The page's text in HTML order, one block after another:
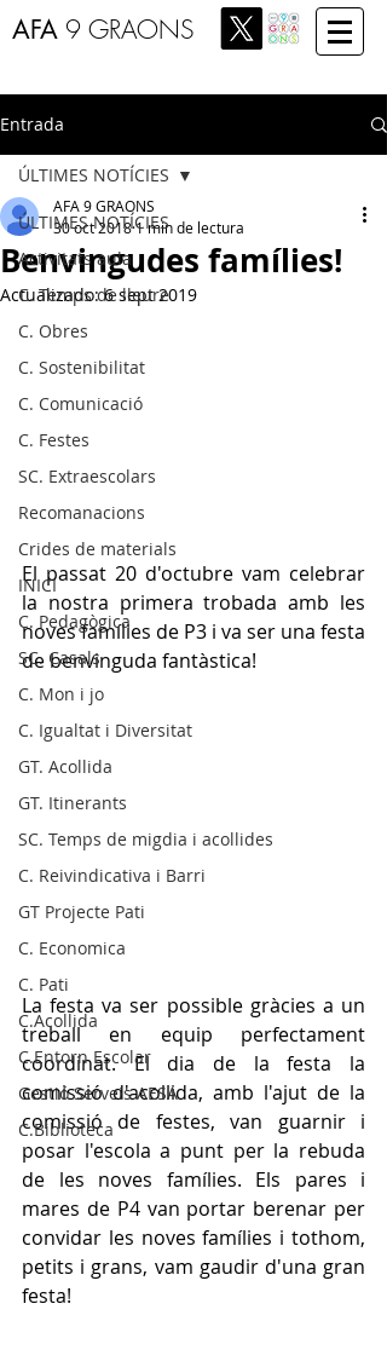
AFA 9 GRAONS
Entrada
ÚLTIMES NOTÍCIES
Activitats aula
C. Temps de lleure
C. Obres
C. Sostenibilitat
C. Comunicació
C. Festes
SC. Extraescolars
Recomanacions
Crides de materials
INICI
C. Pedagògica
SC. Casals
C. Mon i jo
C. Igualtat i Diversitat
GT. Acollida
GT. Itinerants
SC. Temps de migdia i acollides
C. Reivindicativa i Barri
GT Projecte Pati
C. Economica
C. Pati
C.Acollida
C.Entorn Escolar
Gestió Serveis AESA
C.Biblioteca
ÚLTIMES NOTÍCIES
Benvingudes famílies!
AFA 9 GRAONS
30 oct 20181 min de lectura
Actualizado:6 sept 2019
El passat 20 d'octubre vam celebrar
la nostra primera trobada amb les
noves famílies de P3 i va ser una festa
de benvinguda fantàstica!
La festa va ser possible gràcies a un
treball en equip perfectament
coordinat. El dia de la festa la
comissió d'acollida, amb l'ajut de la
comissió de festes, van guarnir i
posar l'escola a punt per la rebuda
de les noves famílies. Els pares i
mares de P4 van portar berenar per
convidar les noves famílies i tothom,
petits i grans, vam gaudir d'una gran
festa!